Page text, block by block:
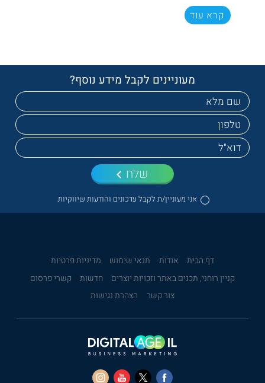
קרא עוד
מעוניינים לקבל מידע נוסף?
אני מעוניין/ת לקבל עדכונים והודעות שיווקיות.
שלח
דף הבית אודות תנאי שימוש
מדיניות פרטיות
קניין רוחני, תכנים באתר וזכויות יוצרים
חדשות
קשרי פרסום
צור קשר
הצהרת נגישות